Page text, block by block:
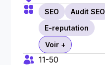
SEO Audit SEO
E-reputation
Voir +
11-50